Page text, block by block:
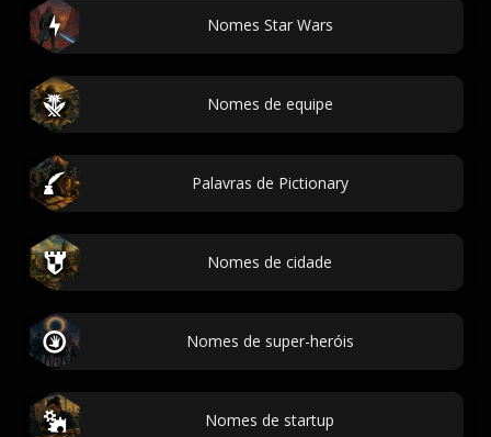
Nomes Star Wars
Nomes de equipe
Palavras de Pictionary
Nomes de cidade
Nomes de super-heróis
Nomes de startup